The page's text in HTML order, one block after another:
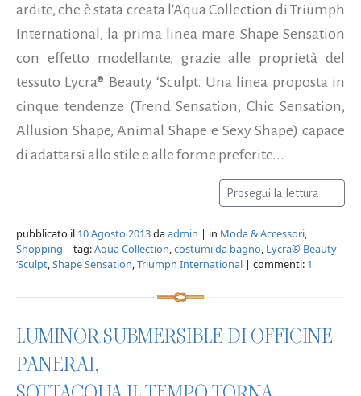
ardite, che è stata creata l'Aqua Collection di Triumph
International, la prima linea mare Shape Sensation
con effetto modellante, grazie alle proprietà del
tessuto Lycra® Beauty ‘Sculpt. Una linea proposta in
cinque tendenze (Trend Sensation, Chic Sensation,
Allusion Shape, Animal Shape e Sexy Shape) capace
di adattarsi allo stile e alle forme preferite...
Prosegui la lettura
pubblicato il 10 Agosto 2013daadmin | in Moda & Accessori,
Shopping | tag:Aqua Collection,costumi da bagno, Lycra® Beauty
‘Sculpt,Shape Sensation,Triumph International | commenti: 1
LUMINOR SUBMERSIBLE DI OFFICINE
PANERAI,